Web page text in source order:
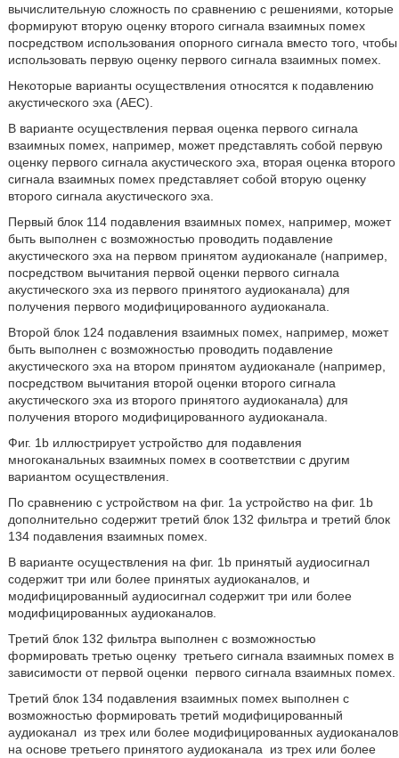
вычислительную сложность по сравнению с решениями, которые
формируют вторую оценку второго сигнала взаимных помех
посредством использования опорного сигнала вместо того, чтобы
использовать первую оценку первого сигнала взаимных помех.
Некоторые варианты осуществления относятся к подавлению
акустического эха (AEC).
В варианте осуществления первая оценка первого сигнала
взаимных помех, например, может представлять собой первую
оценку первого сигнала акустического эха, вторая оценка второго
сигнала взаимных помех представляет собой вторую оценку
второго сигнала акустического эха.
Первый блок 114 подавления взаимных помех, например, может
быть выполнен с возможностью проводить подавление
акустического эха на первом принятом аудиоканале (например,
посредством вычитания первой оценки первого сигнала
акустического эха из первого принятого аудиоканала) для
получения первого модифицированного аудиоканала.
Второй блок 124 подавления взаимных помех, например, может
быть выполнен с возможностью проводить подавление
акустического эха на втором принятом аудиоканале (например,
посредством вычитания второй оценки второго сигнала
акустического эха из второго принятого аудиоканала) для
получения второго модифицированного аудиоканала.
Фиг. 1b иллюстрирует устройство для подавления
многоканальных взаимных помех в соответствии с другим
вариантом осуществления.
По сравнению с устройством на фиг. 1a устройство на фиг. 1b
дополнительно содержит третий блок 132 фильтра и третий блок
134 подавления взаимных помех.
В варианте осуществления на фиг. 1b принятый аудиосигнал
содержит три или более принятых аудиоканалов, и
модифицированный аудиосигнал содержит три или более
модифицированных аудиоканалов.
Третий блок 132 фильтра выполнен с возможностью
формировать третью оценку третьего сигнала взаимных помех в
зависимости от первой оценки
первого сигнала взаимных помех.
Третий блок 134 подавления взаимных помех выполнен с
возможностью формировать третий модифицированный
аудиоканал из трех или более модифицированных аудиоканалов
на основе третьего принятого аудиоканала
из трех или более